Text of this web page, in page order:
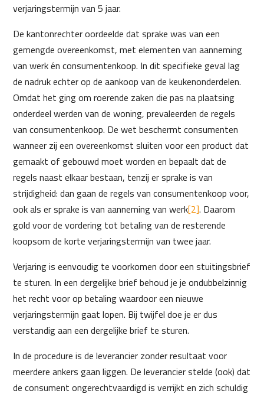
verjaringstermijn van 5 jaar.
De kantonrechter oordeelde dat sprake was van een
gemengde overeenkomst, met elementen van aanneming
van werk én consumentenkoop. In dit specifieke geval lag
de nadruk echter op de aankoop van de keukenonderdelen.
Omdat het ging om roerende zaken die pas na plaatsing
onderdeel werden van de woning, prevaleerden de regels
van consumentenkoop. De wet beschermt consumenten
wanneer zij een overeenkomst sluiten voor een product dat
gemaakt of gebouwd moet worden en bepaalt dat de
regels naast elkaar bestaan, tenzij er sprake is van
strijdigheid: dan gaan de regels van consumentenkoop voor,
ook als er sprake is van aanneming van werk[2]. Daarom
gold voor de vordering tot betaling van de resterende
koopsom de korte verjaringstermijn van twee jaar.
Verjaring is eenvoudig te voorkomen door een stuitingsbrief
te sturen. In een dergelijke brief behoud je je ondubbelzinnig
het recht voor op betaling waardoor een nieuwe
verjaringstermijn gaat lopen. Bij twijfel doe je er dus
verstandig aan een dergelijke brief te sturen.
In de procedure is de leverancier zonder resultaat voor
meerdere ankers gaan liggen. De leverancier stelde (ook) dat
de consument ongerechtvaardigd is verrijkt en zich schuldig